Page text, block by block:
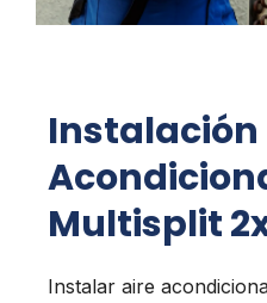
Instalación
Multisplit
Instalar aire